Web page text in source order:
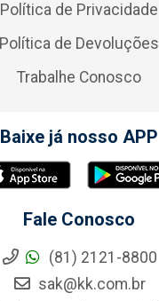
Política de Privacidade
Política de Devoluções
Trabalhe Conosco
Baixe já nosso APP
Fale Conosco
(81) 2121-8800
sak@kk.com.br